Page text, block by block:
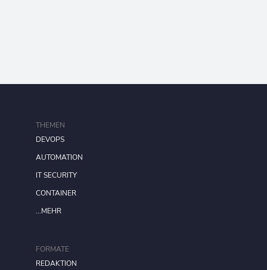
FORMATE
REDAKTION
THEMEN
DEVOPS
AUTOMATION
IT SECURITY
CONTAINER
...MEHR